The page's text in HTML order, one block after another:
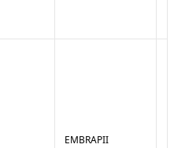
EMBRAPII